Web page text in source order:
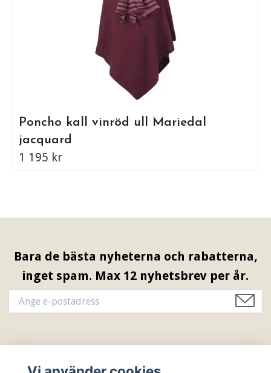
Poncho kall vinröd ull Mariedal
jacquard
1 195 kr
Bara de bästa nyheterna och rabatterna,
inget spam. Max 12 nyhetsbrev per år.